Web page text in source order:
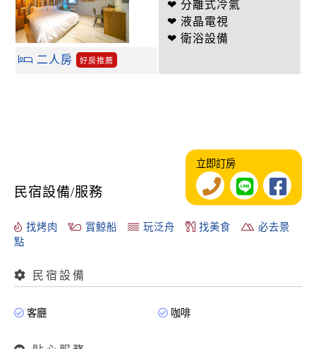
❤ 分離式冷氣
❤ 液晶電視
❤ 衛浴設備
二人房
好房推薦
民宿設備/服務
立即訂房
找烤肉 賞鯨船 玩泛舟 找美食
必去景
點
民宿設備
客廳 咖啡